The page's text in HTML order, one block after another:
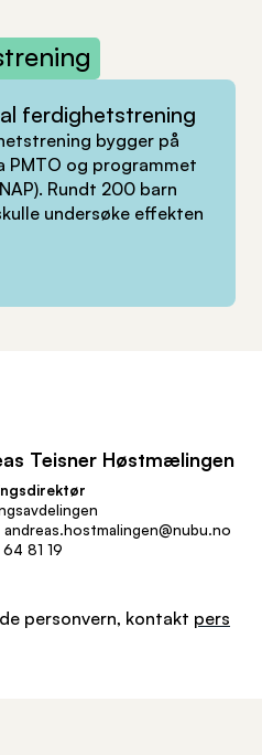
ferdighetstrening
bygger på
PMTO og programmet
Rundt 200 barn
undersøke effekten
Teisner Høstmælingen
andreas.hostmalingen@nubu.no
81 19
personvern, kontakt pers